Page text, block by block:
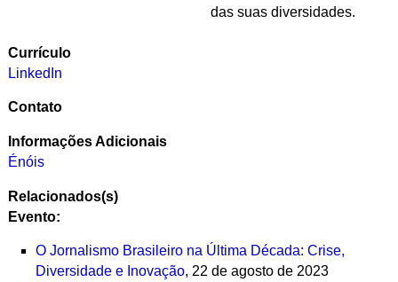
das suas diversidades.
Currículo
LinkedIn
Contato
Informações Adicionais
Énóis
Relacionados(s)
Evento:
O Jornalismo Brasileiro na Última Década: Crise,
Diversidade e Inovação, 22 de agosto de 2023